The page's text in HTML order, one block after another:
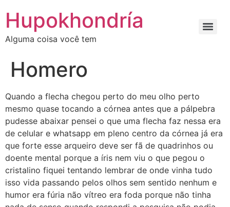
para
conteúdo
Hupokhondría
Alguma coisa você tem
Homero
Quando a flecha chegou perto do meu olho perto
mesmo quase tocando a córnea antes que a pálpebra
pudesse abaixar pensei o que uma flecha faz nessa era
de celular e whatsapp em pleno centro da córnea já era
que forte esse arqueiro deve ser fã de quadrinhos ou
doente mental porque a íris nem viu o que pegou o
cristalino fiquei tentando lembrar de onde vinha tudo
isso vida passando pelos olhos sem sentido nenhum e
humor era fúria não vítreo era foda porque não tinha